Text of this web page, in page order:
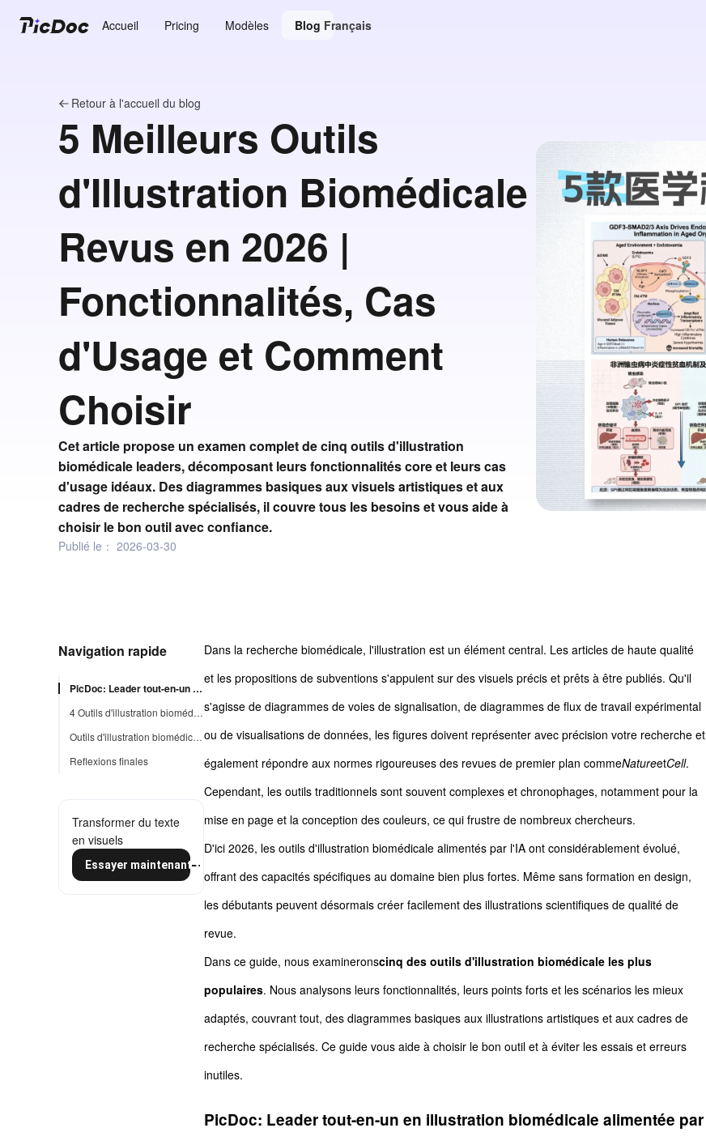
Accueil Pricing Modèles Blog Français
Retour à l'accueil du blog
5 Meilleurs Outils
d'Illustration Biomédicale
Revus en 2026 |
Fonctionnalités, Cas
d'Usage et Comment
Choisir
Cet article propose un examen complet de cinq outils d'illustration
biomédicale leaders, décomposant leurs fonctionnalités core et leurs cas
d'usage idéaux. Des diagrammes basiques aux visuels artistiques et aux
cadres de recherche spécialisés, il couvre tous les besoins et vous aide à
choisir le bon outil avec confiance.
Publié le： 2026-03-30
Navigation rapide
PicDoc: Leader tout-en-un en illustration biomédicale alimentée par l'IA
4 Outils d'illustration biomédicale de niche pour compléter votre flux de travail
Outils d'illustration biomédicale 2026 comparés : Comment choisir le bon outil
Reflexions finales
Transformer du texte
en visuels
Essayer maintenant
Dans la recherche biomédicale, l'illustration est un élément central. Les articles de haute qualité
et les propositions de subventions s'appuient sur des visuels précis et prêts à être publiés. Qu'il
s'agisse de diagrammes de voies de signalisation, de diagrammes de flux de travail expérimental
ou de visualisations de données, les figures doivent représenter avec précision votre recherche et
également répondre aux normes rigoureuses des revues de premier plan commeNatureetCell.
Cependant, les outils traditionnels sont souvent complexes et chronophages, notamment pour la
mise en page et la conception des couleurs, ce qui frustre de nombreux chercheurs.
D'ici 2026, les outils d'illustration biomédicale alimentés par l'IA ont considérablement évolué,
offrant des capacités spécifiques au domaine bien plus fortes. Même sans formation en design,
les débutants peuvent désormais créer facilement des illustrations scientifiques de qualité de
revue.
Dans ce guide, nous examineronscinq des outils d'illustration biomédicale les plus
populaires. Nous analysons leurs fonctionnalités, leurs points forts et les scénarios les mieux
adaptés, couvrant tout, des diagrammes basiques aux illustrations artistiques et aux cadres de
recherche spécialisés. Ce guide vous aide à choisir le bon outil et à éviter les essais et erreurs
inutiles.
PicDoc: Leader tout-en-un en illustration biomédicale alimentée par